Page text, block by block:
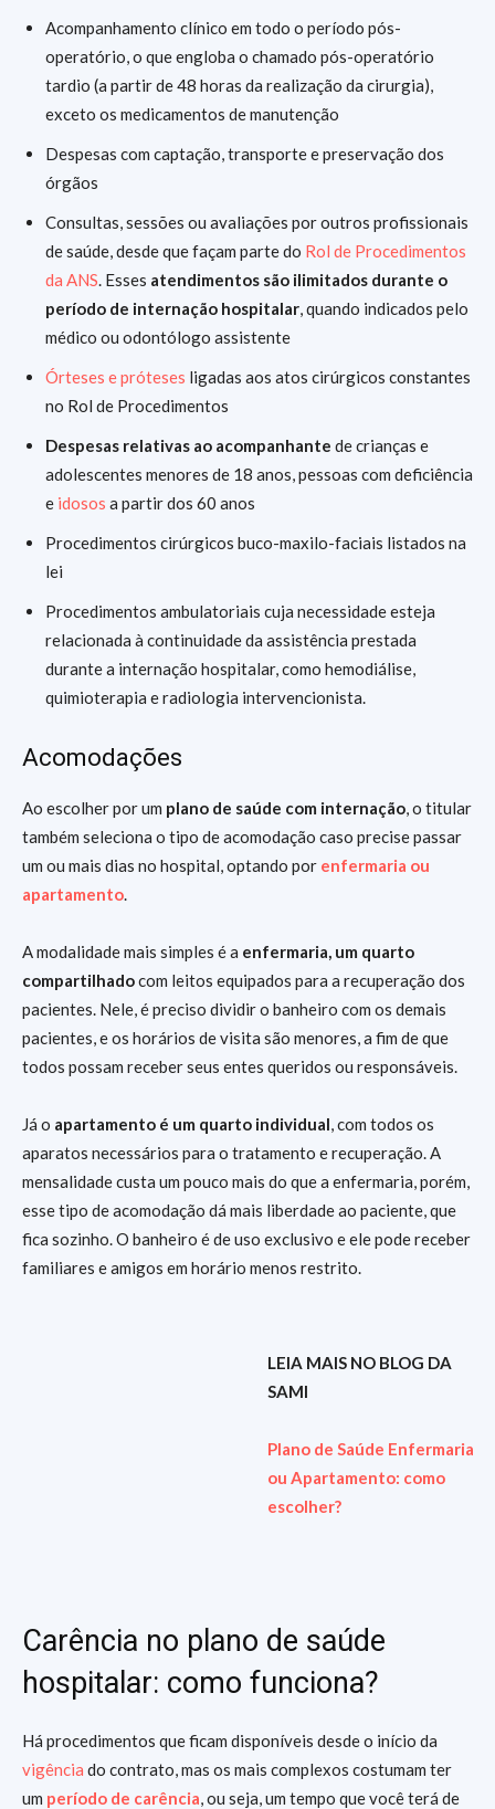
Acompanhamento clínico em todo o período pós-
operatório, o que engloba o chamado pós-operatório
tardio (a partir de 48 horas da realização da cirurgia),
exceto os medicamentos de manutenção
Despesas com captação, transporte e preservação dos
órgãos
Consultas, sessões ou avaliações por outros profissionais
de saúde, desde que façam parte do Rol de Procedimentos
da ANS . Esses atendimentos são ilimitados durante o
período de internação hospitalar , quando indicados pelo
médico ou odontólogo assistente
Órteses e próteses ligadas aos atos cirúrgicos constantes
no Rol de Procedimentos
Despesas relativas ao acompanhante de crianças e
adolescentes menores de 18 anos, pessoas com deficiência
e idosos a partir dos 60 anos
Procedimentos cirúrgicos buco-maxilo-faciais listados na
lei
Procedimentos ambulatoriais cuja necessidade esteja
relacionada à continuidade da assistência prestada
durante a internação hospitalar, como hemodiálise,
quimioterapia e radiologia intervencionista.
Acomodações
Ao escolher por um plano de saúde com internação , o titular
também seleciona o tipo de acomodação caso precise passar
um ou mais dias no hospital, optando por enfermaria ou
apartamento
A modalidade mais simples é a enfermaria, um quarto
compartilhadocom leitos equipados para a recuperação dos
pacientes. Nele, é preciso dividir o banheiro com os demais
pacientes, e os horários de visita são menores, a fim de que
todos possam receber seus entes queridos ou responsáveis.
Já o apartamento é um quarto individual , com todos os
aparatos necessários para o tratamento e recuperação. A
mensalidade custa um pouco mais do que a enfermaria, porém,
esse tipo de acomodação dá mais liberdade ao paciente, que
fica sozinho. O banheiro é de uso exclusivo e ele pode receber
familiares e amigos em horário menos restrito.
LEIA MAIS NO BLOG DA
SAMI
Plano de Saúde Enfermaria
ou Apartamento: como
escolher?
Carência no plano de saúde
hospitalar: como funciona?
Há procedimentos que ficam disponíveis desde o início da
vigência do contrato, mas os mais complexos costumam ter
um período de carência , ou seja, um tempo que você terá de